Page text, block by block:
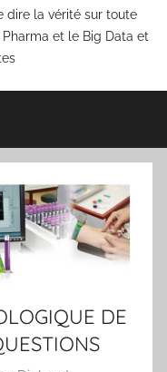
dire la vérité sur toute
et le Big Data et
DE